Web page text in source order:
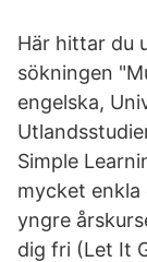
Här hittar du
sökningen
engelska,
Simple
mycket enkla
yngre
dig fri (Let It